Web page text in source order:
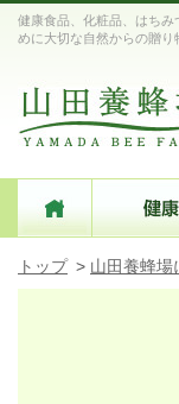
健康食品、化粧品、はち
めに大切な自然からの贈り
トップ > 山田養蜂場